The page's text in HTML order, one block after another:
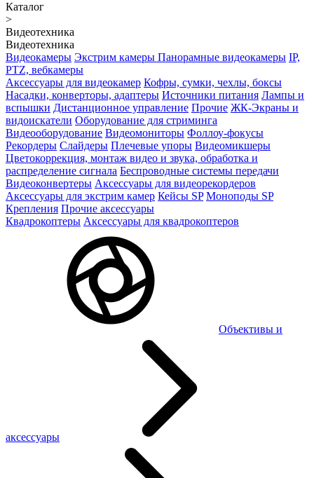
Каталог
>
Видеотехника
Видеотехника
Видеокамеры Экстрим камеры Панорамные видеокамеры IP,
PTZ, вебкамеры
Аксессуары для видеокамер Кофры, сумки, чехлы, боксы
Насадки, конверторы, адаптеры Источники питания Лампы и
вспышки Дистанционное управление Прочие ЖК-Экраны и
видоискатели Оборудование для стриминга
Видеооборудование Видеомониторы Фоллоу-фокусы
Рекордеры Слайдеры Плечевые упоры Видеомикшеры
Цветокоррекция, монтаж видео и звука, обработка и
распределение сигнала Беспроводные системы передачи
Видеоконвертеры Аксессуары для видеорекордеров
Аксессуары для экстрим камер Кейсы SP Моноподы SP
Крепления Прочие аксессуары
Квадрокоптеры Аксессуары для квадрокоптеров
Объективы и
аксессуары